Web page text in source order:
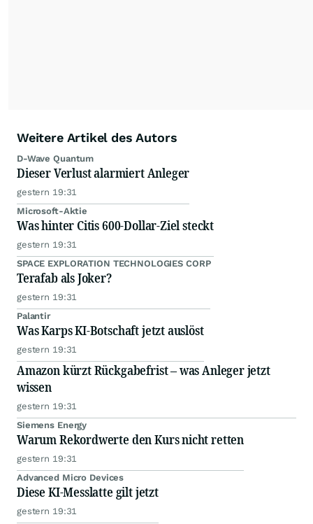
Weitere Artikel des Autors
D-Wave Quantum
Dieser Verlust alarmiert Anleger
gestern 19:31
Microsoft-Aktie
Was hinter Citis 600-Dollar-Ziel steckt
gestern 19:31
SPACE EXPLORATION TECHNOLOGIES CORP
Terafab als Joker?
gestern 19:31
Palantir
Was Karps KI-Botschaft jetzt auslöst
gestern 19:31
Amazon kürzt Rückgabefrist – was Anleger jetzt
wissen
gestern 19:31
Siemens Energy
Warum Rekordwerte den Kurs nicht retten
gestern 19:31
Advanced Micro Devices
Diese KI-Messlatte gilt jetzt
gestern 19:31